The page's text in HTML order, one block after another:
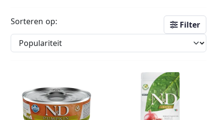
Filter
Sorteren op: